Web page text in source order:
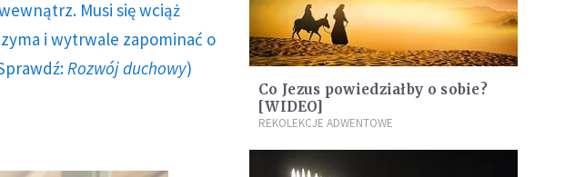
Musi się wciąż
i wytrwale zapominać o
Rozwój duchowy)
Co Jezus powiedziałby o sobie?
[WIDEO]
REKOLEKCJE ADWENTOWE